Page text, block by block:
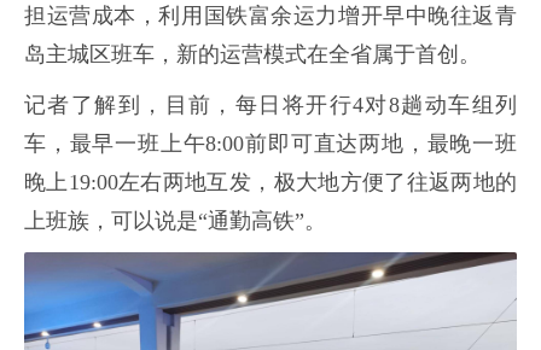
担运营成本，利用国铁富余运力增开早中晚往返青
岛主城区班车，新的运营模式在全省属于首创。
记者了解到，目前，每日将开行4对8趟动车组列
车，最早一班上午8:00前即可直达两地，最晚一班
晚上19:00左右两地互发，极大地方便了往返两地的
上班族，可以说是“通勤高铁”。